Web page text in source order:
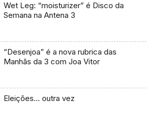
Wet Leg: “moisturizer” é Disco da
Semana na Antena 3
“Desenjoa” é a nova rubrica das
Manhãs da 3 com Joa Vitor
Eleições… outra vez